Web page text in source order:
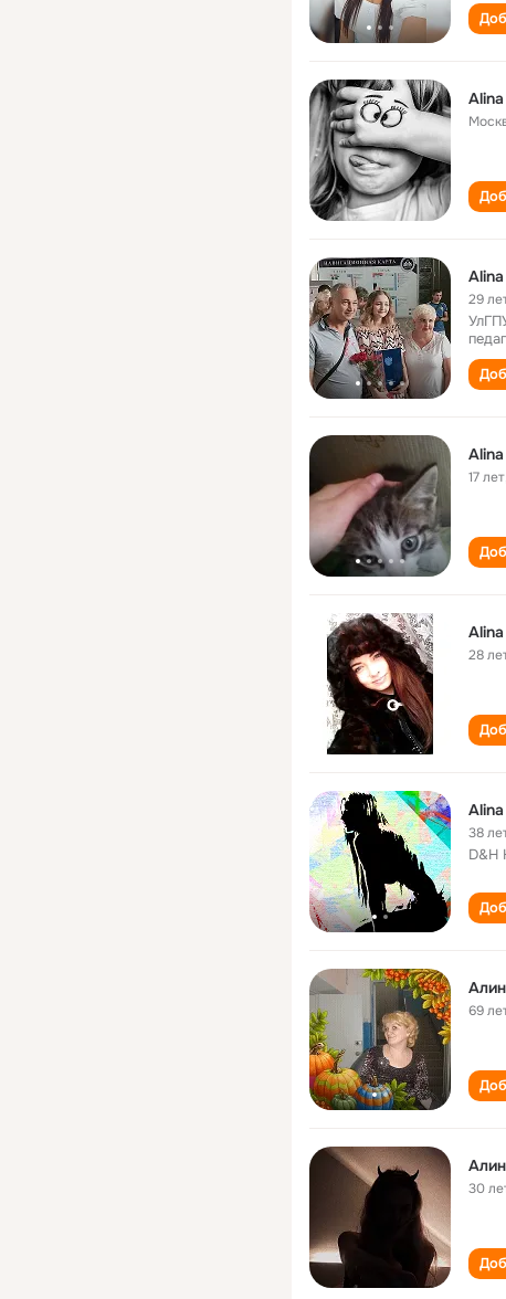
29
17 лет
28
38
D&H
69
30